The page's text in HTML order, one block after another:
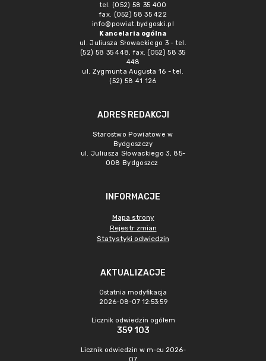
tel. (052) 58 35 400
fax. (052) 58 35 422
info@powiat.bydgoski.pl
Kancelaria ogólna
ul. Juliusza Słowackiego 3 - tel.
(52) 58 35 448, fax. (052) 58 35
448
ul. Zygmunta Augusta 16 - tel.
(52) 58 41 126
ADRES REDAKCJI
Starostwo Powiatowe w
Bydgoszczy
ul. Juliusza Słowackiego 3, 85-
008 Bydgoszcz
INFORMACJE
Mapa strony
Rejestr zmian
Statystyki odwiedzin
AKTUALIZACJE
Ostatnia modyfikacja
2026-08-07 12:53:59
Licznik odwiedzin ogółem
359 103
Licznik odwiedzin w m-cu 2026-